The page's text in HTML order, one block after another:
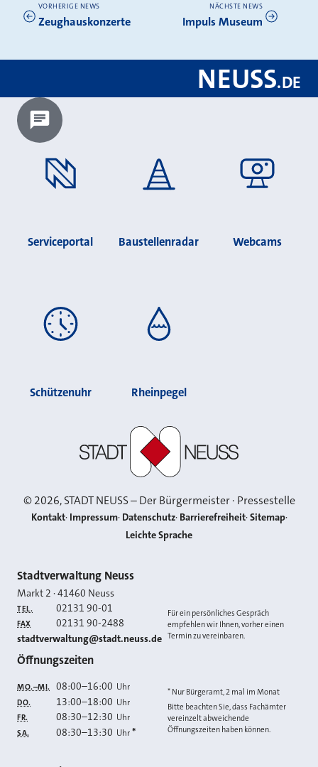
Weitere News
VORHERIGE NEWS
Zeughauskonzerte
NÄCHSTE NEWS
Impuls Museum
NEUSS.DE
Chatbot laden?
Serviceportal Baustellenradar Webcams
Schützenuhr Rheinpegel
©2026, STADT NEUSS – Der Bürgermeister · Pressestelle
Kontakt Impressum Datenschutz Barrierefreiheit Sitemap
Leichte Sprache
Kontakt
Stadtverwaltung Neuss
Markt 2 ·41460 Neuss
TEL. 02131 90-01
FAX 02131 90-2488
E-MAIL
stadtverwaltung@stadt.neuss.de
Für ein persönliches Gespräch
empfehlen wir Ihnen, vorher einen
Termin zu vereinbaren.
Öffnungszeiten
MO.–MI. 08:00–16:00 Uhr
DO. 13:00–18:00 Uhr
FR. 08:30–12:30 Uhr
SA. 08:30–13:30 Uhr *
* Nur Bürgeramt, 2 mal im Monat
Bitte beachten Sie, dass Fachämter
vereinzelt abweichende
Öffnungszeiten haben können.